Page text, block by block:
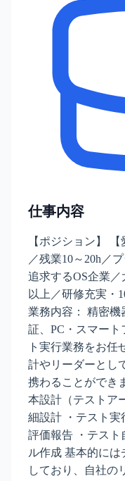
仕事内容
【ポジション】
／残業10～20h／
追求するOS企業
以上／研修充実・
業務内容： 精密機
証、PC・スマー
ト実行業務をお任
計やリーダーとし
携わることができ
本設計（テストア
細設計 ・テスト実
評価報告 ・テスト
ル作成 基本的に
しており、自社の